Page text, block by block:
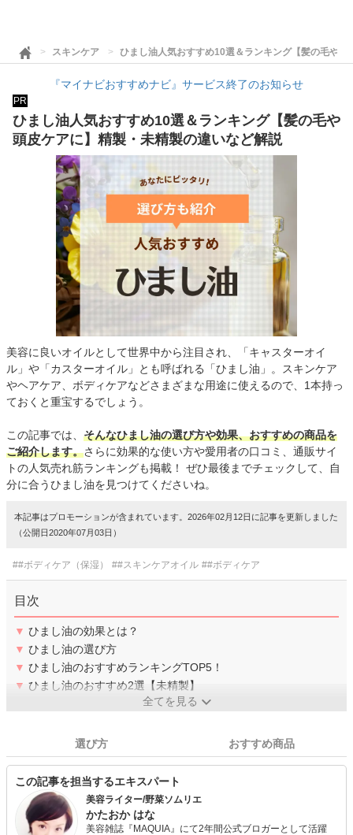
スキンケア ひまし油人気おすすめ10選＆ランキング【髪の毛や
『マイナビおすすめナビ』サービス終了のお知らせ
PR
ひまし油人気おすすめ10選＆ランキング【髪の毛や
頭皮ケアに】精製・未精製の違いなど解説
美容に良いオイルとして世界中から注目され、「キャスターオイ
ル」や「カスターオイル」とも呼ばれる「ひまし油」。スキンケア
やヘアケア、ボディケアなどさまざまな用途に使えるので、1本持っ
ておくと重宝するでしょう。
この記事では、 そんなひまし油の選び方や効果、おすすめの商品を
ご紹介します。さらに効果的な使い方や愛用者の口コミ、通販サイ
トの人気売れ筋ランキングも掲載！ ぜひ最後までチェックして、自
分に合うひまし油を見つけてくださいね。
本記事はプロモーションが含まれています。2026年02月12日に記事を更新しました
（公開日2020年07月03日）
##ボディケア（保湿） ##スキンケアオイル ##ボディケア
目次
▼ ひまし油の効果とは？
▼ ひまし油の選び方
▼ ひまし油のおすすめランキングTOP5！
▼ ひまし油のおすすめ2選【未精製】
全てを見る
選び方 おすすめ商品
この記事を担当するエキスパート
美容ライター/野菜ソムリエ
かたおか はな
美容雑誌『MAQUIA』にて2年間公式ブロガーとして活躍